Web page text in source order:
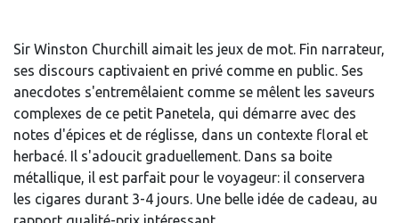
Sir Winston Churchill aimait les jeux de mot. Fin narrateur,
ses discours captivaient en privé comme en public. Ses
anecdotes s'entremêlaient comme se mêlent les saveurs
complexes de ce petit Panetela, qui démarre avec des
notes d'épices et de réglisse, dans un contexte floral et
herbacé. Il s'adoucit graduellement. Dans sa boite
métallique, il est parfait pour le voyageur: il conservera
les cigares durant 3-4 jours. Une belle idée de cadeau, au